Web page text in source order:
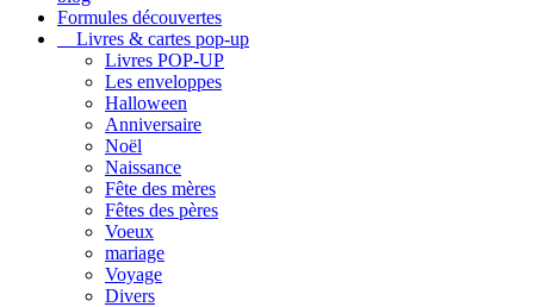
Formules découvertes
Livres & cartes pop-up
Livres POP-UP
Les enveloppes
Halloween
Anniversaire
Noël
Naissance
Fête des mères
Fêtes des pères
Voeux
mariage
Voyage
Divers